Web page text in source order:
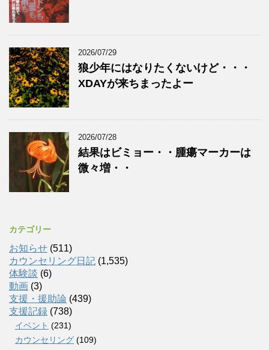
2026/07/29
狼少年にはなりたくないけど・・・
XDAYが来ちまったよー
2026/07/28
結果はビミョー・・腫瘍マーカーは
微々増・・
カテゴリー
お知らせ (511)
カウンセリング日記 (1,535)
体験談 (6)
動画 (3)
支援・援助論 (439)
支援記録 (738)
イベント (231)
カウンセリング (109)